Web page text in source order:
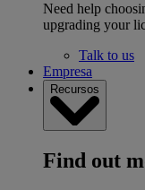
Need help
upgrading your
Talk to us
Empresa
Recursos
Find out